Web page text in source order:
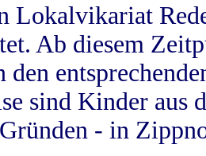
Lokalvikariat
Ab diesem
den
sind Kinder aus
- in